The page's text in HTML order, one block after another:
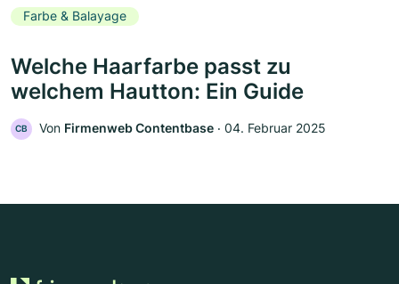
Farbe & Balayage
Welche Haarfarbe passt zu
welchem Hautton: Ein Guide
CB Von Firmenweb Contentbase ‧ 04. Februar 2025